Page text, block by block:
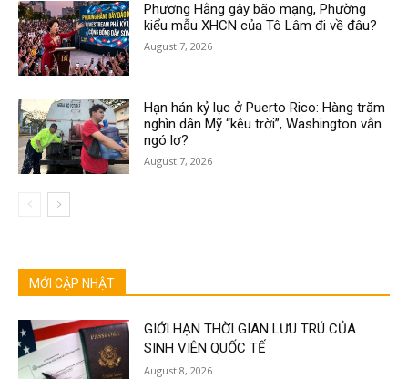
Phương Hằng gây bão mạng, Phường
kiểu mẫu XHCN của Tô Lâm đi về đâu?
August 7, 2026
Hạn hán kỷ lục ở Puerto Rico: Hàng trăm
nghìn dân Mỹ “kêu trời”, Washington vẫn
ngó lơ?
August 7, 2026
MỚI CẬP NHẬT
GIỚI HẠN THỜI GIAN LƯU TRÚ CỦA
SINH VIÊN QUỐC TẾ
August 8, 2026